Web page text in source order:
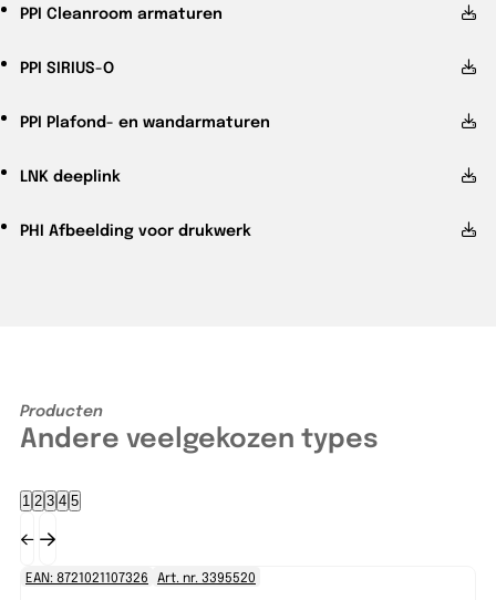
PPI Cleanroom armaturen
PPI SIRIUS-O
PPI Plafond- en wandarmaturen
LNK deeplink
PHI Afbeelding voor drukwerk
Producten
Andere veelgekozen types
1 2 3 4 5
EAN: 8721021107326 Art. nr. 3395520